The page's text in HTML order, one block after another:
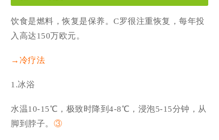
饮食是燃料，恢复是保养。C罗很注重恢复，每年投
入高达150万欧元。
→冷疗法
1.冰浴
水温10-15℃，极致时降到4-8℃，浸泡5-15分钟，从
脚到脖子。 ③